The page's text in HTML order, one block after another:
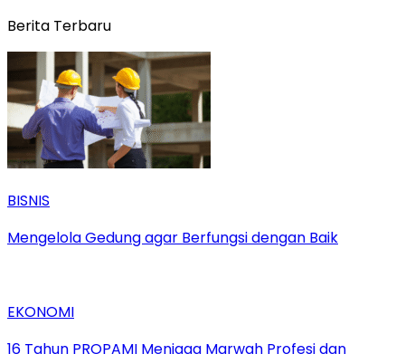
Berita Terbaru
BISNIS
Mengelola Gedung agar Berfungsi dengan Baik
EKONOMI
16 Tahun PROPAMI Menjaga Marwah Profesi dan